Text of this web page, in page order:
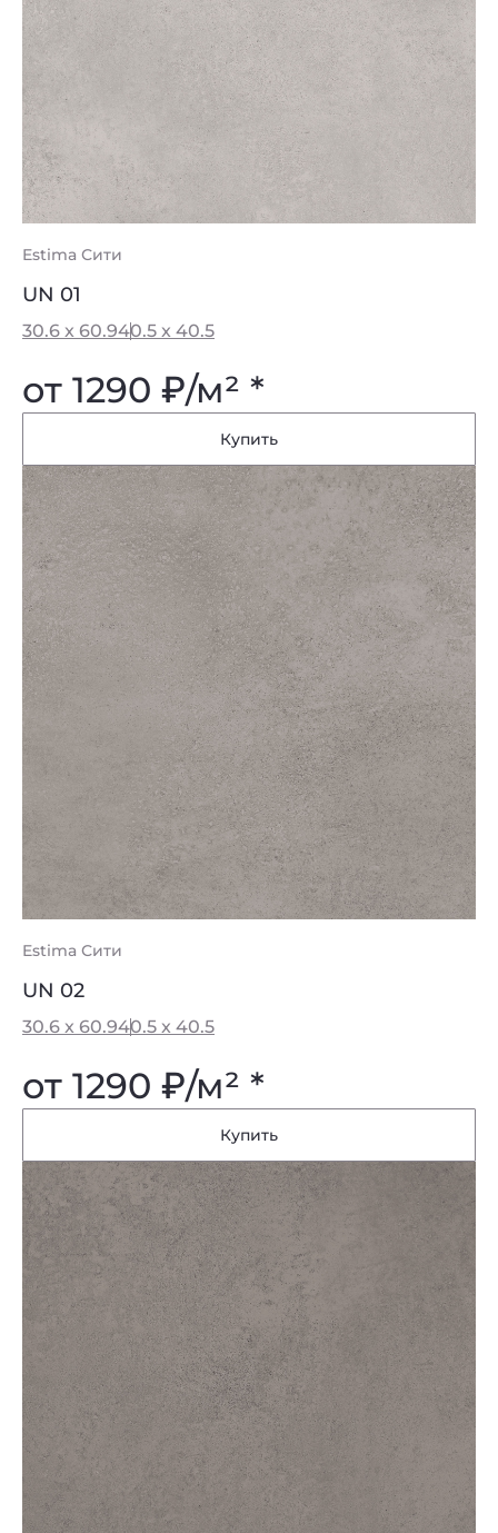
Estima Сити
UN 01
30.6 x 60.940.5 x 40.5
от 1290 ₽/м² *
Купить
Estima Сити
UN 02
30.6 x 60.940.5 x 40.5
от 1290 ₽/м² *
Купить